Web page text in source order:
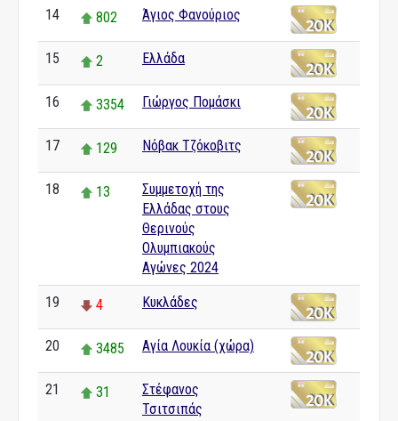
14 802 Άγιος Φανούριος
15 2 Ελλάδα
16 3354 Γιώργος Πομάσκι
17 129 Νόβακ Τζόκοβιτς
18 13
Συμμετοχή της
Ελλάδας στους
Θερινούς
Ολυμπιακούς
Αγώνες 2024
19 4 Κυκλάδες
20 3485 Αγία Λουκία (χώρα)
21 31
Στέφανος
Τσιτσιπάς